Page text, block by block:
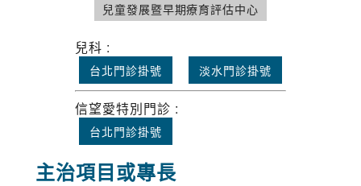
兒童發展暨早期療育評估中心
兒科 :
台北門診掛號 淡水門診掛號
信望愛特別門診 :
台北門診掛號
主治項目或專長